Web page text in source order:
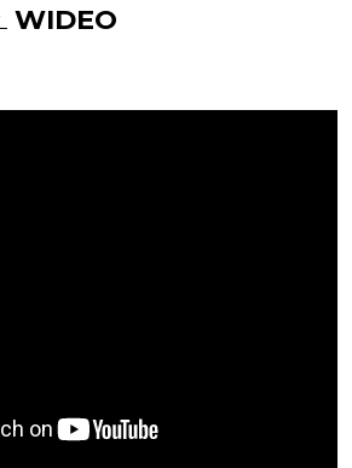
WIDEO